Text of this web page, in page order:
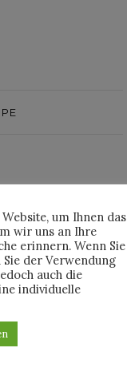
um Ihnen das
wir uns an Ihre
erinnern. Wenn Sie
Sie der Verwendung
auch die
individuelle